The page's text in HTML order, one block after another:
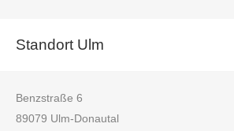
Standort Ulm
Benzstraße 6
89079 Ulm-Donautal